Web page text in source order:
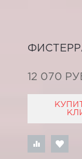
12 070